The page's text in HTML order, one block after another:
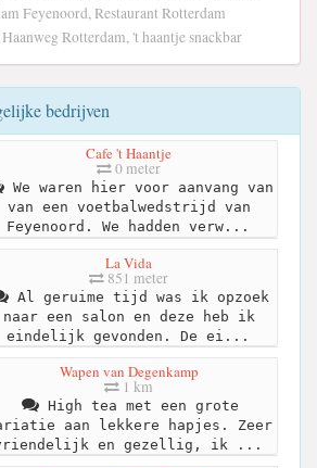
Feyenoord, Restaurant Rotterdam
Rotterdam, 't haantje snackbar
bedrijven
Cafe 't Haantje
0 meter
We waren hier voor aanvang van
van een voetbalwedstrijd van
Feyenoord. We hadden verw...
La Vida
851 meter
Al geruime tijd was ik opzoek
naar een salon en deze heb ik
eindelijk gevonden. De ei...
Wapen van Degenkamp
1 km
High tea met een grote
aan lekkere hapjes. Zeer
en gezellig, ik ...